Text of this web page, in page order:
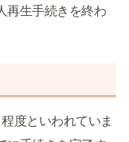
再生手続きを終わ
度といわれていま